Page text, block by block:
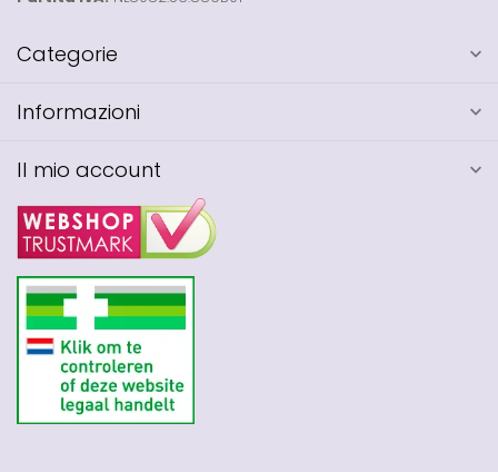
Categorie
Informazioni
Il mio account